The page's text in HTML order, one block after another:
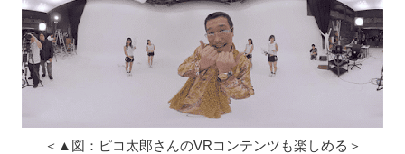
＜▲図：ピコ太郎さんのVRコンテンツも楽しめる＞